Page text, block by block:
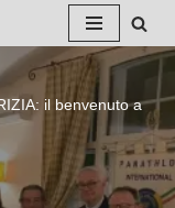
il benvenuto a